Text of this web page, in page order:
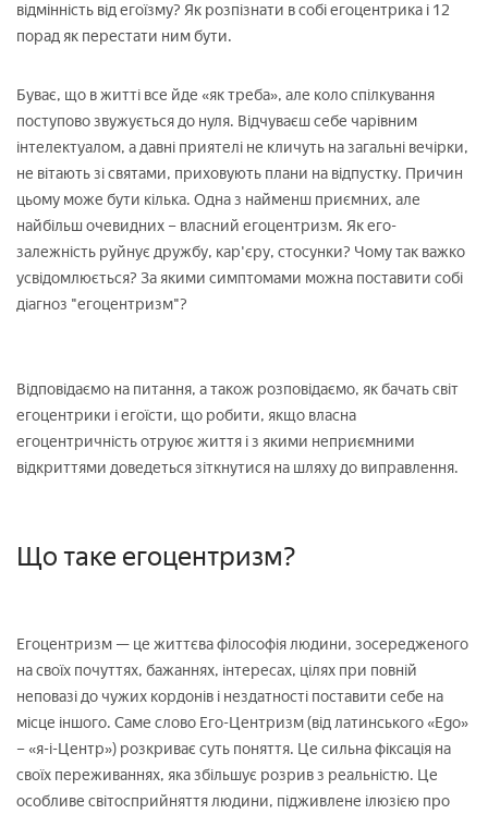
відмінність від егоїзму? Як розпізнати в собі егоцентрика і 12
порад як перестати ним бути.
Буває, що в житті все йде «як треба», але коло спілкування
поступово звужується до нуля. Відчуваєш себе чарівним
інтелектуалом, а давні приятелі не кличуть на загальні вечірки,
не вітають зі святами, приховують плани на відпустку. Причин
цьому може бути кілька. Одна з найменш приємних, але
найбільш очевидних – власний егоцентризм. Як его-
залежність руйнує дружбу, кар'єру, стосунки? Чому так важко
усвідомлюється? За якими симптомами можна поставити собі
діагноз "егоцентризм"?
Відповідаємо на питання, а також розповідаємо, як бачать світ
егоцентрики і егоїсти, що робити, якщо власна
егоцентричність отруює життя і з якими неприємними
відкриттями доведеться зіткнутися на шляху до виправлення.
Що таке егоцентризм?
Егоцентризм — це життєва філософія людини, зосередженого
на своїх почуттях, бажаннях, інтересах, цілях при повній
неповазі до чужих кордонів і нездатності поставити себе на
місце іншого. Саме слово Его-Центризм (від латинського «Ego»
– «я-і-Центр») розкриває суть поняття. Це сильна фіксація на
своїх переживаннях, яка збільшує розрив з реальністю. Це
особливе світосприйняття людини, підживлене ілюзією про